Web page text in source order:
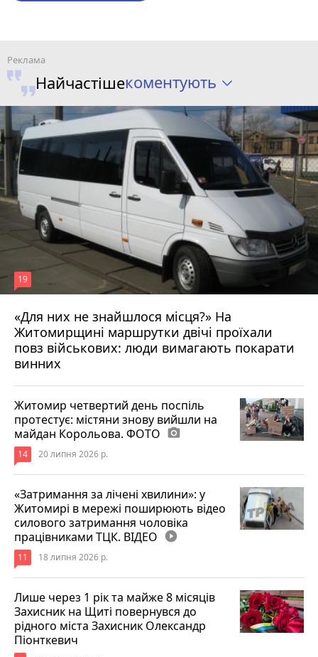
Найчастішекоментують
«Для них не знайшлося місця?» На
Житомирщині маршрутки двічі проїхали
повз військових: люди вимагають покарати
винних
19
17 липня 2026 р.
Житомир четвертий день поспіль
протестує: містяни знову вийшли на
майдан Корольова. ФОТО photo_camera
14 20 липня 2026 р.
«Затримання за лічені хвилини»: у
Житомирі в мережі поширюють відео
силового затримання чоловіка
працівниками ТЦК. ВІДЕО play_circle_filled
11 18 липня 2026 р.
Лише через 1 рік та майже 8 місяців
Захисник на Щиті повернувся до
рідного міста Захисник Олександр
Піонткевич